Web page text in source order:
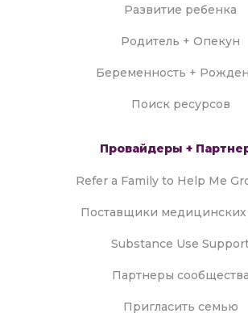
Развитие ребенка
Родитель + Опекун
Беременность +
Поиск ресурсов
Провайдеры +
Refer a Family to Help Me
Поставщики медицинских
Substance Use
Партнеры сообщества
Пригласить семью